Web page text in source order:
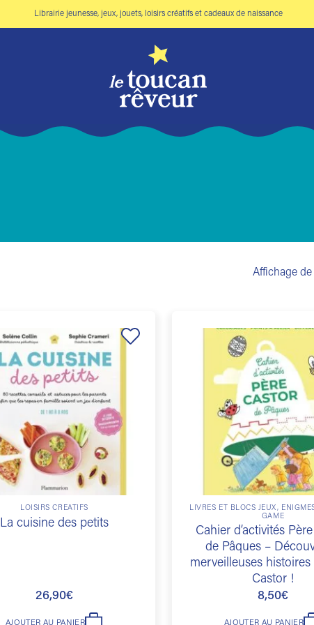
Librairie jeunesse, jeux, jouets, loisirs créatifs et cadeaux de naissance
Affichage de
LOISIRS CRÉATIFS
La cuisine des petits
26,90€
AJOUTER AU PANIER
LIVRES ET BLOCS JEUX,
GAME
Cahier d’activités
de Pâques –
merveilleuses histoires
Castor !
8,50€
AJOUTER AU PANIER